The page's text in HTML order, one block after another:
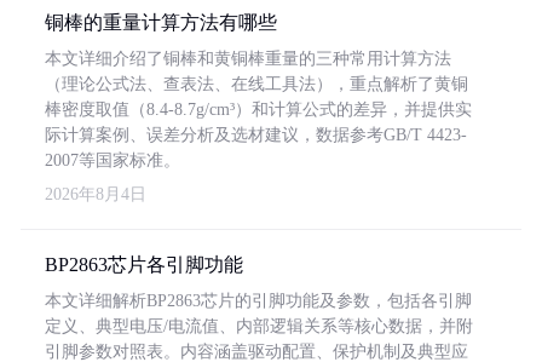
铜棒的重量计算方法有哪些
本文详细介绍了铜棒和黄铜棒重量的三种常用计算方法
（理论公式法、查表法、在线工具法），重点解析了黄铜
棒密度取值（8.4-8.7g/cm³）和计算公式的差异，并提供实
际计算案例、误差分析及选材建议，数据参考GB/T 4423-
2007等国家标准。
2026年8月4日
BP2863芯片各引脚功能
本文详细解析BP2863芯片的引脚功能及参数，包括各引脚
定义、典型电压/电流值、内部逻辑关系等核心数据，并附
引脚参数对照表。内容涵盖驱动配置、保护机制及典型应